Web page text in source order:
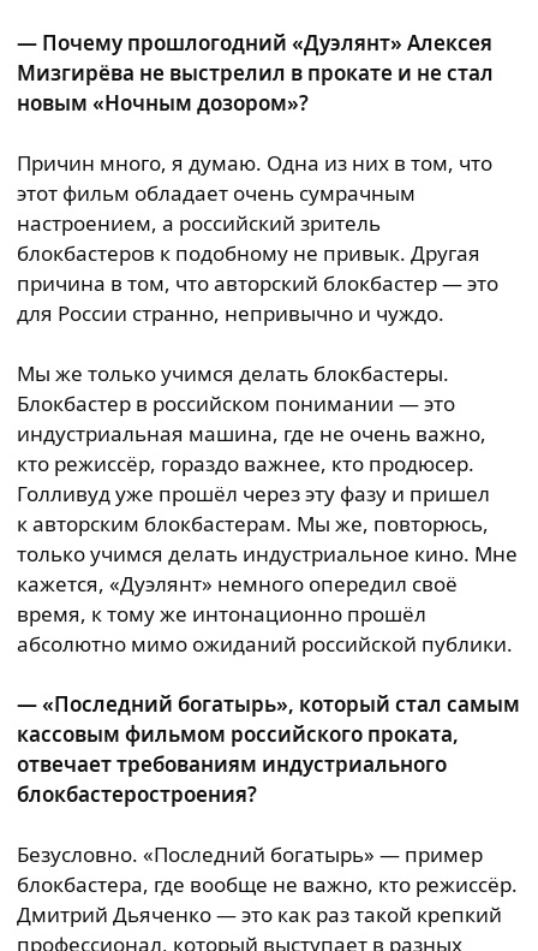
— Почему прошлогодний «Дуэлянт» Алексея
Мизгирёва не выстрелил в прокате и не стал
новым «Ночным дозором»?
Причин много, я думаю. Одна из них в том, что
этот фильм обладает очень сумрачным
настроением, а российский зритель
блокбастеров к подобному не привык. Другая
причина в том, что авторский блокбастер — это
для России странно, непривычно и чуждо.
Мы же только учимся делать блокбастеры.
Блокбастер в российском понимании — это
индустриальная машина, где не очень важно,
кто режиссёр, гораздо важнее, кто продюсер.
Голливуд уже прошёл через эту фазу и пришел
к авторским блокбастерам. Мы же, повторюсь,
только учимся делать индустриальное кино. Мне
кажется, «Дуэлянт» немного опередил своё
время, к тому же интонационно прошёл
абсолютно мимо ожиданий российской публики.
— «Последний богатырь», который стал самым
кассовым фильмом российского проката,
отвечает требованиям индустриального
блокбастеростроения?
Безусловно. «Последний богатырь» — пример
блокбастера, где вообще не важно, кто режиссёр.
Дмитрий Дьяченко — это как раз такой крепкий
профессионал, который выступает в разных